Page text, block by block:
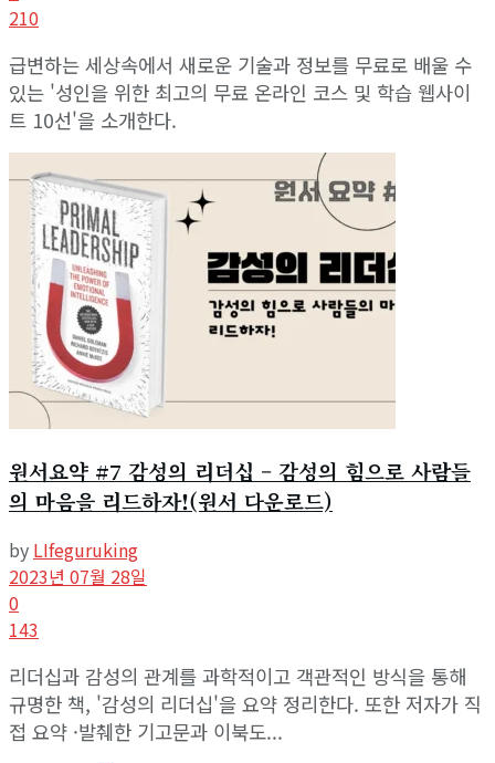
210
급변하는 세상속에서 새로운 기술과 정보를 무료로 배울 수
있는 '성인을 위한 최고의 무료 온라인 코스 및 학습 웹사이
트 10선'을 소개한다.
원서요약 #7 감성의 리더십 – 감성의 힘으로 사람들
의 마음을 리드하자!(원서 다운로드)
by LIfeguruking
2023년 07월 28일
0
143
리더십과 감성의 관계를 과학적이고 객관적인 방식을 통해
규명한 책, '감성의 리더십'을 요약 정리한다. 또한 저자가 직
접 요약 ·발췌한 기고문과 이북도...